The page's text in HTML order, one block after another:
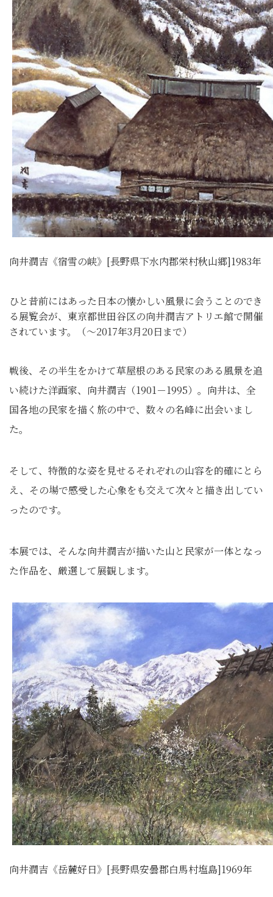
向井潤吉《宿雪の峡》[長野県下水内郡栄村秋山郷]1983年
ひと昔前にはあった日本の懐かしい風景に会うことのでき
る展覧会が、東京都世田谷区の向井潤吉アトリエ館で開催
されています。（～2017年3月20日まで）
戦後、その半生をかけて草屋根のある民家のある風景を追
い続けた洋画家、向井潤吉（1901－1995）。向井は、全
国各地の民家を描く旅の中で、数々の名峰に出会いまし
た。
そして、特徴的な姿を見せるそれぞれの山容を的確にとら
え、その場で感受した心象をも交えて次々と描き出してい
ったのです。
本展では、そんな向井潤吉が描いた山と民家が一体となっ
た作品を、厳選して展観します。
向井潤吉《岳麓好日》[長野県安曇郡白馬村塩島]1969年